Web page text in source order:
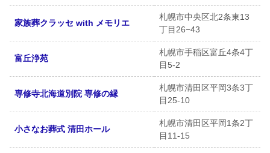
家族葬クラッセ with メモリエ
札幌市中央区北2条東13
丁目26−43
富丘浄苑
札幌市手稲区富丘4条4丁
目5-2
専修寺北海道別院 専修の縁
札幌市清田区平岡3条3丁
目25-10
小さなお葬式 清田ホール
札幌市清田区平岡1条2丁
目11-15